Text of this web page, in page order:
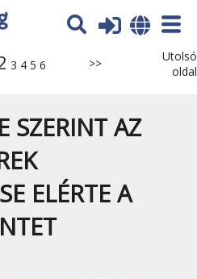
3 4 5 6 >>
Utolsó
oldal
SZERINT AZ
ELÉRTE A